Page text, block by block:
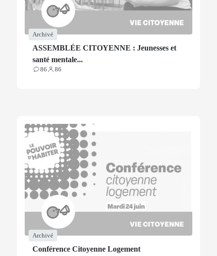
Archivé
ASSEMBLÉE CITOYENNE : Jeunesses et
santé mentale...
86
Contributions
86
Participants
Archivé
Conférence Citoyenne Logement